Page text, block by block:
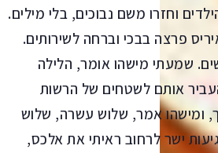
וחזרו משם נבוכים, בלי מילים.
פרצה בבכי וברחה לשירותים.
שמעתי מישהו אומר, הלילה
אותם לשטחים של הרשות
ומישהו אמר, שלוש עשרה, שלוש
ישר לרחוב ראיתי את אלכס,